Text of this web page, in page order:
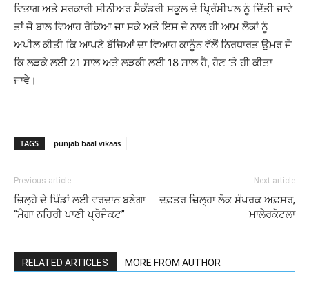
ਵਿਭਾਗ ਅਤੇ ਸਰਕਾਰੀ ਸੀਨੀਅਰ ਸੈਕੰਡਰੀ ਸਕੂਲ ਦੇ ਪ੍ਰਿੰਸੀਪਲ ਨੂੰ ਦਿੱਤੀ ਜਾਵੇ
ਤਾਂ ਜੋ ਬਾਲ ਵਿਆਹ ਰੋਕਿਆ ਜਾ ਸਕੇ ਅਤੇ ਇਸ ਦੇ ਨਾਲ ਹੀ ਆਮ ਲੋਕਾਂ ਨੂੰ
ਅਪੀਲ ਕੀਤੀ ਕਿ ਆਪਣੇ ਬੱਚਿਆਂ ਦਾ ਵਿਆਹ ਕਾਨੂੰਨ ਵੱਲੋਂ ਨਿਰਧਾਰਤ ਉਮਰ ਜੋ
ਕਿ ਲੜਕੇ ਲਈ 21 ਸਾਲ ਅਤੇ ਲੜਕੀ ਲਈ 18 ਸਾਲ ਹੈ, ਹੋਣ ’ਤੇ ਹੀ ਕੀਤਾ
ਜਾਵੇ।
TAGS punjab baal vikaas
Previous article
ਜ਼ਿਲ੍ਹੇ ਦੇ ਪਿੰਡਾਂ ਲਈ ਵਰਦਾਨ ਬਣੇਗਾ
“ਮੈਗਾ ਨਹਿਰੀ ਪਾਣੀ ਪ੍ਰੋਜੈਕਟ”
Next article
ਦਫ਼ਤਰ ਜ਼ਿਲ੍ਹਾ ਲੋਕ ਸੰਪਰਕ ਅਫ਼ਸਰ,
ਮਾਲੇਰਕੋਟਲਾ
RELATED ARTICLES MORE FROM AUTHOR